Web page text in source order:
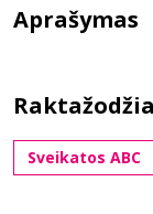
Aprašymas
Sveikatos ABC